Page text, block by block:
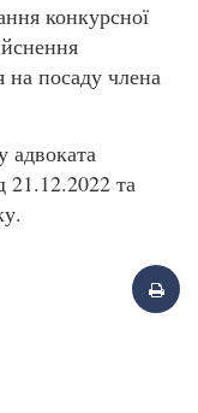
конкурсної
на посаду члена
адвоката
21.12.2022 та